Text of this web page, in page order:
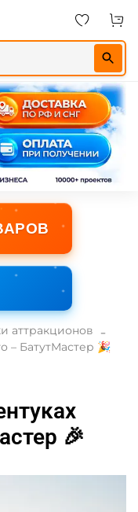
аттракционов
– БатутМастер 🎉
🎉